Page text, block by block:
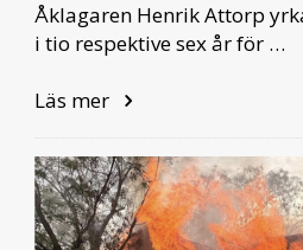
Åklagaren Henrik Attorp
i tio respektive sex år för …
Läs mer